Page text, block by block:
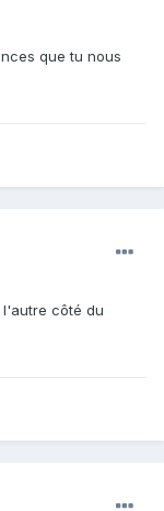
que tu nous
côté du